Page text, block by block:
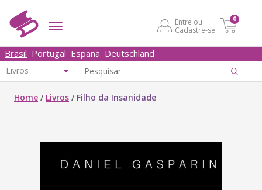
Entre ou
Cadastre-se
0
Brasil Portugal España Deutschland
Home / Livros / Filho da Insanidade